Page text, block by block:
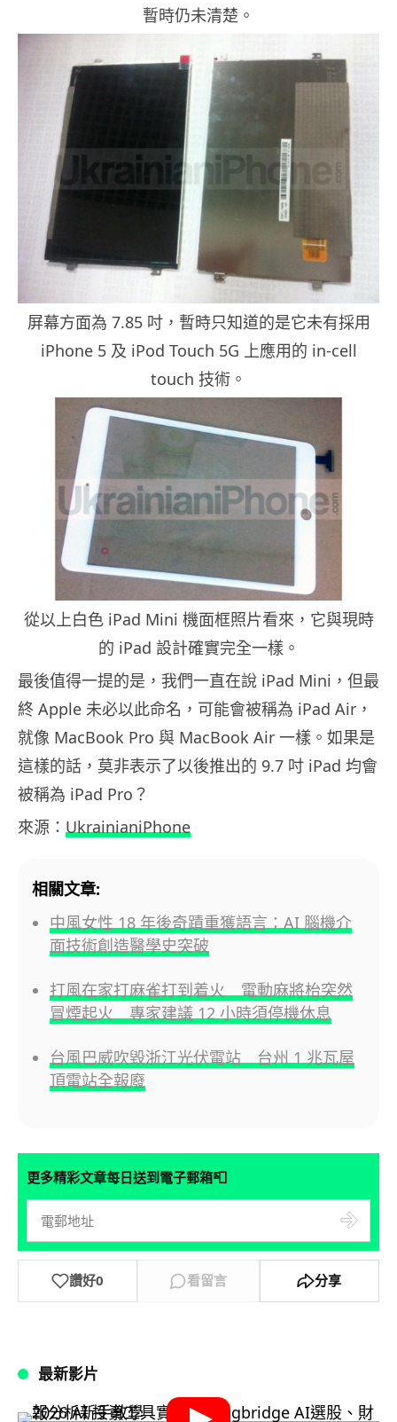
暫時仍未清楚。
屏幕方面為 7.85 吋，暫時只知道的是它未有採用
iPhone 5 及 iPod Touch 5G 上應用的 in-cell
touch 技術。
從以上白色 iPad Mini 機面框照片看來，它與現時
的 iPad 設計確實完全一樣。
最後值得一提的是，我們一直在說 iPad Mini，但最
終 Apple 未必以此命名，可能會被稱為 iPad Air，
就像 MacBook Pro 與 MacBook Air 一樣。如果是
這樣的話，莫非表示了以後推出的 9.7 吋 iPad 均會
被稱為 iPad Pro？
來源： UkrainianiPhone
相關文章:
中風女性 18 年後奇蹟重獲語言：AI 腦機介
面技術創造醫學史突破
打風在家打麻雀打到着火 電動麻將枱突然
冒煙起火 專家建議 12 小時須停機休息
台風巴威吹毀浙江光伏電站 台州 1 兆瓦屋
頂電站全報廢
更多精彩文章每日送到電子郵箱📮
讚好0 看留言 分享
最新影片